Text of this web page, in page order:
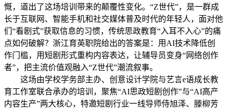
慨，道出了这场培训带来的颠覆性变化。“Z世代”，是一群成
长于互联网、智能手机和社交媒体普及时代的年轻人，面对他
们“看剧式”获取信息的习惯，传统思政教育“入耳不入心”的痛
点如何破解？浙江育英职院给出的答案是：用AI技术降低创
作门槛，用短剧形式重构内容表达，让辅导员变身“网络创作
者”，把主流价值观融入“Z世代”潮流叙事。
这场由学校学务部主办、创意设计学院与艺言e语成长教
育工作室联合承办的培训，聚焦“AI思政短剧创作”与“AI高产
内容生产”两大核心，特邀短剧行业一线导师侍旭泽、滕柳芳